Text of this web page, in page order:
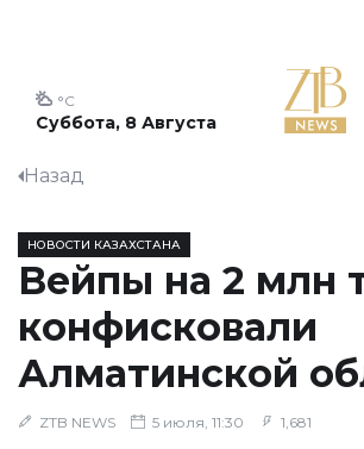
Суббота, 8 Августа
°C
Назад
НОВОСТИ КАЗАХСТАНА
Вейпы на 2 млн
конфисковали
Алматинской
ZTB NEWS 5 июля, 11:30 1,681